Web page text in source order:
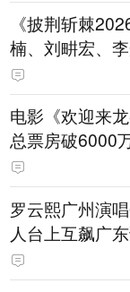
《披荆斩棘
楠、刘畊宏、
文乐、王传君等
电影《欢迎来
总票房破6000
罗云熙广州演
人台上互飙广